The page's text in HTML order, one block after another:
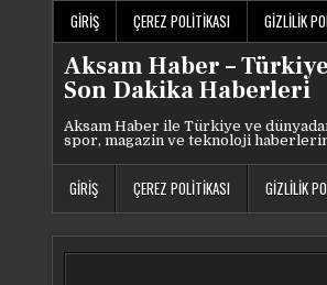
GIRIŞ ÇEREZ POLITIKASI GIZLILIK
Aksam Haber –
Son Dakika Haberleri
Aksam Haber ile Türkiye ve
spor, magazin ve teknoloji
GIRIŞ ÇEREZ POLITIKASI GIZLILIK